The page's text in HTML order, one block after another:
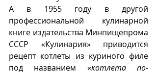
А в 1955 году в другой
профессиональной кулинарной
книге издательства Минпищепрома
СССР «Кулинария» приводится
рецепт котлеты из куриного филе
под названием «котлета по-